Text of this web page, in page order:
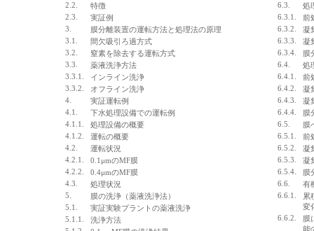
2.2.
特徴
2.3.
実証例
3.
膜分離装置の運転方法と処理法の原理
3.1.
間欠吸引ろ過方式
3.2.
窒素を除去する運転方式
3.3.
薬液洗浄方法
3.3.1.
インライン洗浄
3.3.2.
オフライン洗浄
4.
実証運転例
4.1.
下水処理設備での運転例
4.1.1.
処理設備の概要
4.1.2.
運転の概要
4.2.
運転状況
4.2.1.
0.1μmのMF膜
4.2.2.
0.4μmのMF膜
4.3.
処理状況
5.
膜の洗浄（薬液洗浄法）
5.1.
実証実験プラントの薬液洗浄
5.1.1.
洗浄方法
6.3.
処
6.3.1.
前
6.3.2.
凝
6.3.3.
凝
6.3.4.
膜
6.4.
処
6.4.1.
前
6.4.2.
凝
6.4.3.
凝
6.4.4.
膜
6.5.
膜
6.5.1.
前
6.5.2.
凝
6.5.3.
凝
6.5.4.
膜
6.6.
有
6.6.1.
累
変
6.6.2.
膜
能